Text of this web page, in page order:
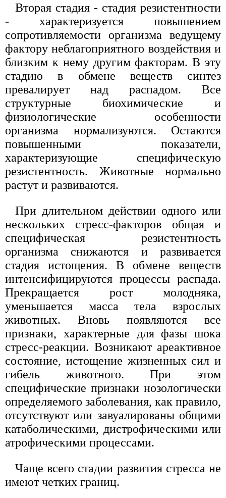
Вторая стадия - стадия резистентности
- характеризуется повышением
сопротивляемости организма ведущему
фактору неблагоприятного воздействия и
близким к нему другим факторам. В эту
стадию в обмене веществ синтез
превалирует над распадом. Все
структурные биохимические и
физиологические особенности
организма нормализуются. Остаются
повышенными показатели,
характеризующие специфическую
резистентность. Животные нормально
растут и развиваются.
При длительном действии одного или
нескольких стресс-факторов общая и
специфическая резистентность
организма снижаются и развивается
стадия истощения. В обмене веществ
интенсифицируются процессы распада.
Прекращается рост молодняка,
уменьшается масса тела взрослых
животных. Вновь появляются все
признаки, характерные для фазы шока
стресс-реакции. Возникают ареактивное
состояние, истощение жизненных сил и
гибель животного. При этом
специфические признаки нозологически
определяемого заболевания, как правило,
отсутствуют или завуалированы общими
катаболическими, дистрофическими или
атрофическими процессами.
Чаще всего стадии развития стресса не
имеют четких границ.